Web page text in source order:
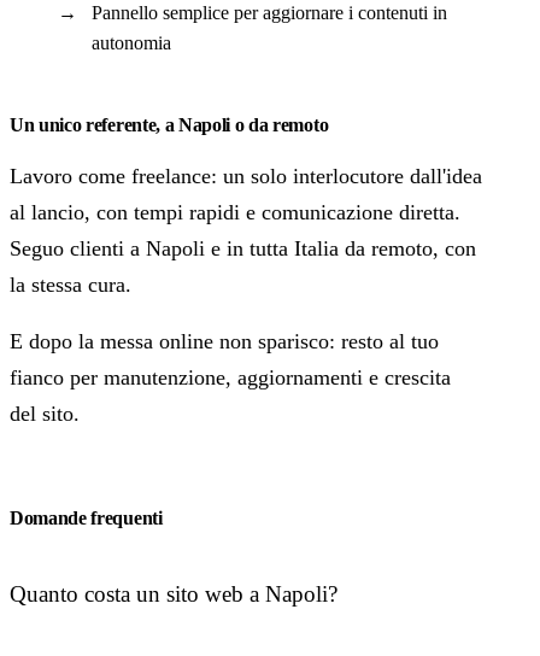
Pannello semplice per aggiornare i contenuti in
autonomia
Un unico referente, a Napoli o da remoto
Lavoro come freelance: un solo interlocutore dall'idea
al lancio, con tempi rapidi e comunicazione diretta.
Seguo clienti a Napoli e in tutta Italia da remoto, con
la stessa cura.
E dopo la messa online non sparisco: resto al tuo
fianco per manutenzione, aggiornamenti e crescita
del sito.
Domande frequenti
Quanto costa un sito web a Napoli?